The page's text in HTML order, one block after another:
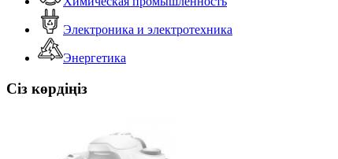
Электроника и электротехника
Энергетика
Сіз көрдіңіз